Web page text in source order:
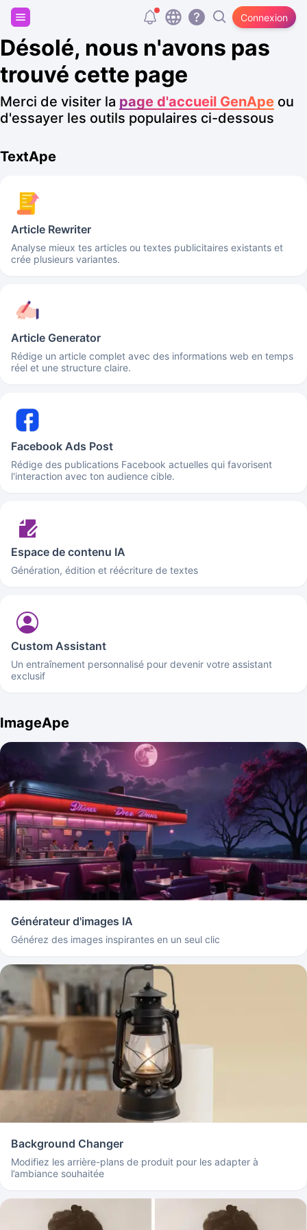
Connexion
Inscris-toi et reçois 20 000 tokens gratuits
Désolé, nous n'avons pas
trouvé cette page
Merci de visiter la page d'accueil GenApe ou
d'essayer les outils populaires ci-dessous
TextApe
Article Rewriter
Analyse mieux tes articles ou textes publicitaires existants et
crée plusieurs variantes.
Article Generator
Rédige un article complet avec des informations web en temps
réel et une structure claire.
Facebook Ads Post
Rédige des publications Facebook actuelles qui favorisent
l'interaction avec ton audience cible.
Espace de contenu IA
Génération, édition et réécriture de textes
Custom Assistant
Un entraînement personnalisé pour devenir votre assistant
exclusif
ImageApe
Générateur d'images IA
Générez des images inspirantes en un seul clic
Background Changer
Modifiez les arrière-plans de produit pour les adapter à
l’ambiance souhaitée